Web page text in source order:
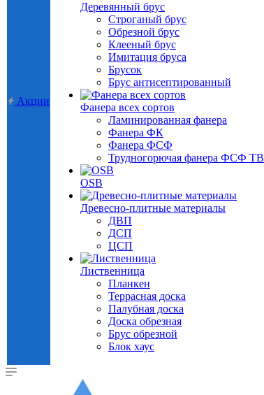
Акции
Деревянный брус
Строганый брус
Обрезной брус
Клееный брус
Имитация бруса
Брусок
Брус антисептированный
Фанера всех сортов
Ламинированная фанера
Фанера ФК
Фанера ФСФ
Трудногорючая фанера ФСФ ТВ
OSB
Древесно-плитные материалы
ДВП
ДСП
ЦСП
Лиственница
Планкен
Террасная доска
Палубная доска
Доска обрезная
Брус обрезной
Блок хаус